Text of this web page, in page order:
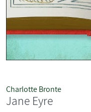
Charlotte Bronte
Jane Eyre